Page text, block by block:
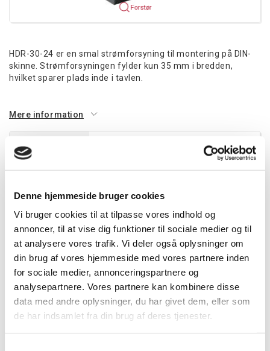
Denne hjemmeside bruger cookies
Vi bruger cookies til at tilpasse vores indhold og
annoncer, til at vise dig funktioner til sociale medier og til
at analysere vores trafik. Vi deler også oplysninger om
din brug af vores hjemmeside med vores partnere inden
for sociale medier, annonceringspartnere og
analysepartnere. Vores partnere kan kombinere disse
data med andre oplysninger, du har givet dem, eller som
de har indsamlet fra din brug af deres tjenester.
Forstør
HDR-30-24 er en smal strømforsyning til montering på DIN-
skinne. Strømforsyningen fylder kun 35 mm i bredden,
hvilket sparer plads inde i tavlen.
Mere information
Information Dokumenter
Udgangsspænding: 24V
Udgangsstrøm: 1,5A
Udgangstype: Justerbar
Indgangsspænding: 85~264 VAC, 120~370
VDC
Mærkeeffekt: 36W
Dimensioner (HxBxD): 90x35x54,5 mm
Montering: DIN-skinne